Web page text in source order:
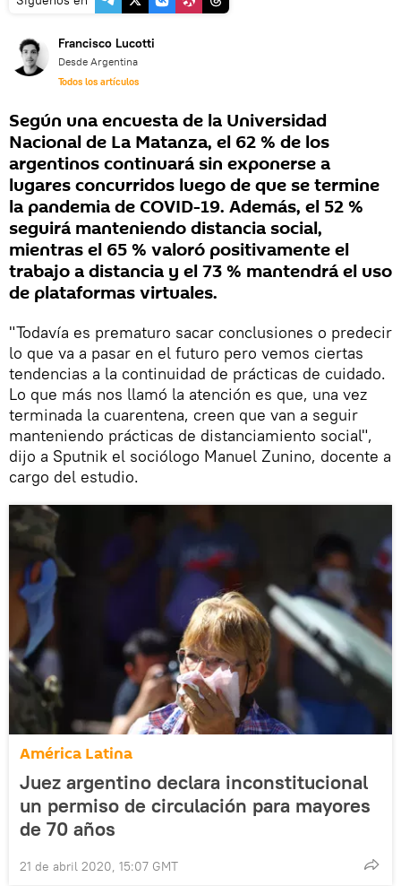
Francisco Lucotti
Desde Argentina
Todos los artículos
Según una encuesta de la Universidad
Nacional de La Matanza, el 62 % de los
argentinos continuará sin exponerse a
lugares concurridos luego de que se termine
la pandemia de COVID-19. Además, el 52 %
seguirá manteniendo distancia social,
mientras el 65 % valoró positivamente el
trabajo a distancia y el 73 % mantendrá el uso
de plataformas virtuales.
"Todavía es prematuro sacar conclusiones o predecir
lo que va a pasar en el futuro pero vemos ciertas
tendencias a la continuidad de prácticas de cuidado.
Lo que más nos llamó la atención es que, una vez
terminada la cuarentena, creen que van a seguir
manteniendo prácticas de distanciamiento social",
dijo a Sputnik el sociólogo Manuel Zunino, docente a
cargo del estudio.
América Latina
Juez argentino declara inconstitucional
un permiso de circulación para mayores
de 70 años
21 de abril 2020, 15:07 GMT